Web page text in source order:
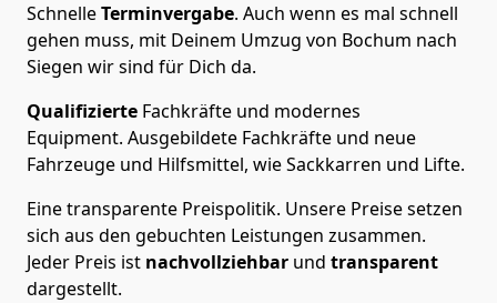
SchnelleTerminvergabe. Auch wenn es mal schnell
gehen muss, mit Deinem Umzug von Bochum nach
Siegen wir sind für Dich da.
Qualifizierte Fachkräfte und modernes
Equipment. Ausgebildete Fachkräfte und neue
Fahrzeuge und Hilfsmittel, wie Sackkarren und Lifte.
Eine transparente Preispolitik. Unsere Preise setzen
sich aus den gebuchten Leistungen zusammen.
Jeder Preis ist nachvollziehbar und transparent
dargestellt.